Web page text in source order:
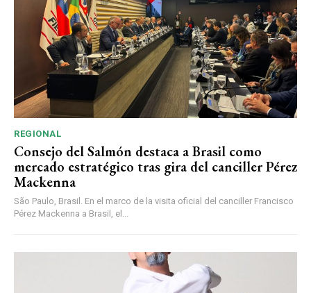
REGIONAL
Consejo del Salmón destaca a Brasil como
mercado estratégico tras gira del canciller Pérez
Mackenna
São Paulo, Brasil. En el marco de la visita oficial del canciller Francisco
Pérez Mackenna a Brasil, el...